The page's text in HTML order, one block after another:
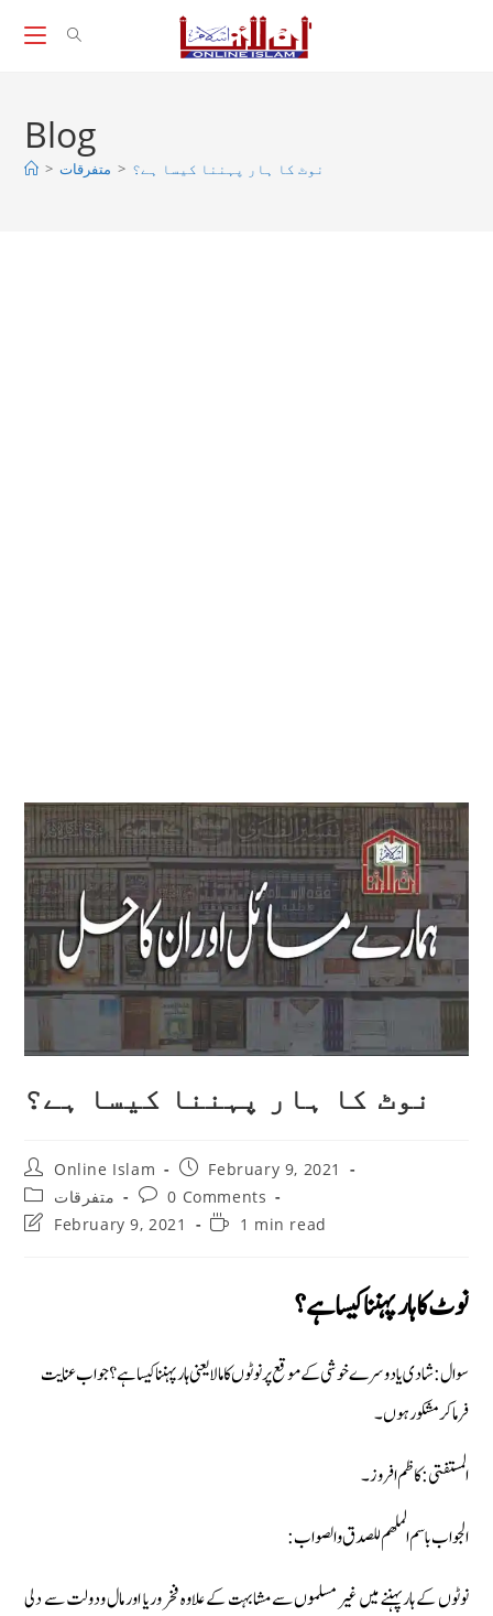
Blog
> متفرقات >
Post
author:
Online Islam
Post
published:
February 9, 2021
Post
category:
متفرقات
Post
comments:
0 Comments
PostFebruary 9, 2021
Reading1 min read
نوٹ کا ہار پہننا کیسا ہے؟
سوال: شادی یا دوسرے خوشی کے موقع پر نوٹوں کا مالا یعنی ہار پہننا کیساہے؟ جواب عنایت
فرماکر مشکور ہوں۔
المستفتی: کاظم افروز۔
الجواب باسم الملھم للصدق والصواب:
نوٹوں کے ہار پہننے میں غیر مسلموں سے مشابہت کے علاوہ فخر وریا اور مال ودولت سے دلی